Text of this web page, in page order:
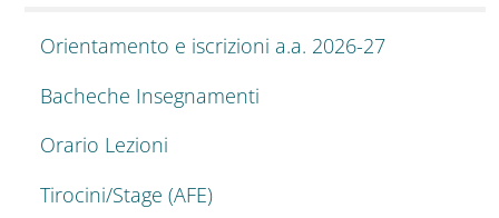
Orientamento e iscrizioni a.a. 2026-27
Bacheche Insegnamenti
Orario Lezioni
Tirocini/Stage (AFE)